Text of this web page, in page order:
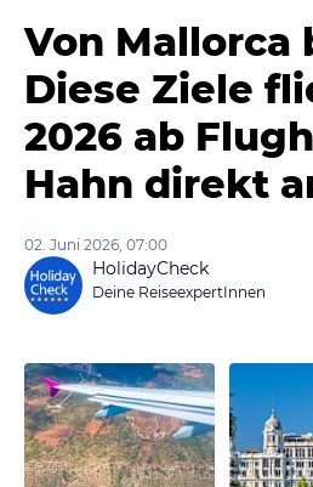
Von Mallorca
Diese Ziele
2026 ab
Hahn direkt
02. Juni 2026, 07:00
HolidayCheck
Deine ReiseexpertInnen